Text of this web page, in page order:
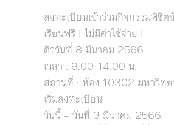
ลงทะเบียนเข้าร่วมกิจกรรมพิ
เรียนฟรี ! ไม่มีค่าใช้จ่าย !
ติววันที่ 8 มีนาคม 2566
เวลา : 9.00-14.00 น.
สถานที่ : ห้อง 10302 มหาวิทย
เริ่มลงทะเบียน
วันนี้ – วันที่ 3 มีนาคม 2566